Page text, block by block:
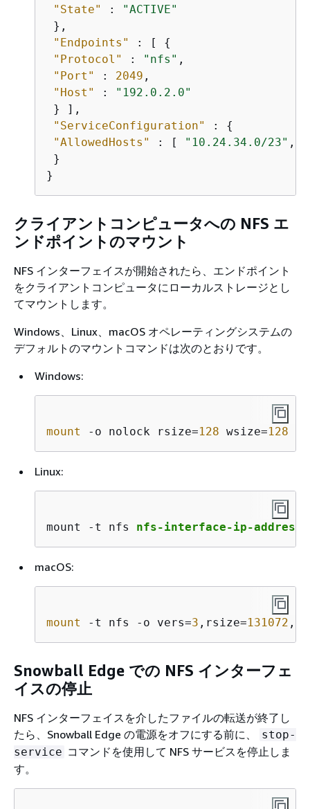
"State" :
"ACTIVE"
},
"Endpoints"
: [ {
"Protocol"
: "nfs" ,
"Port"
: 2049 ,
"Host"
:
"192.0.2.0"
} ],
"ServiceConfiguration"
: {
"AllowedHosts"
: [ "10.24.34.0/23" ,
}
クライアントコンピュータへの NFS エ
ンドポイントのマウント
NFS インターフェイスが開始されたら、エンドポイント
をクライアントコンピュータにローカルストレージとし
てマウントします。
Windows、Linux、macOS オペレーティングシステムの
デフォルトのマウントコマンドは次のとおりです。
Windows:
mount -o nolock rsize=128 wsize=128
Linux:
mount -t nfs nfs-interface-ip-address
macOS:
mount -t nfs -o vers=3 ,rsize=131072
Snowball Edge での NFS インターフェ
イスの停止
NFS インターフェイスを介したファイルの転送が終了し
たら、Snowball Edge の電源をオフにする前に、
stop-
service コマンドを使用して NFS サービスを停止しま
す。